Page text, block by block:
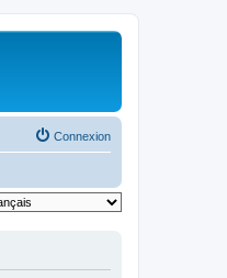
Connexion